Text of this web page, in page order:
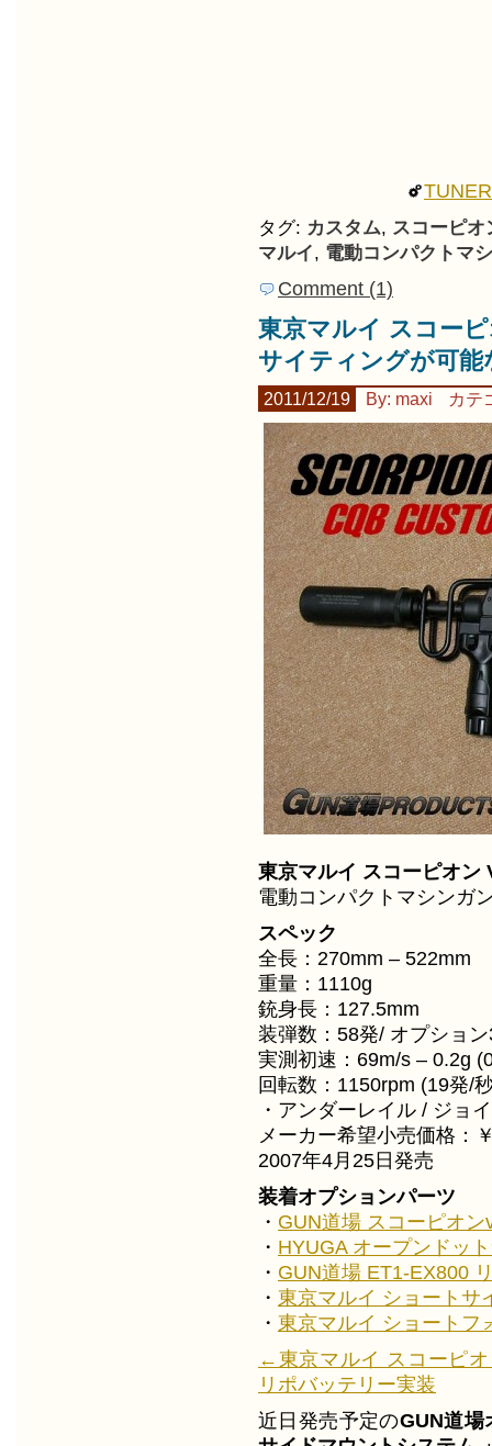
タグ: カスタム, スコーピオ
マルイ, 電動コンパクトマ
Comment (1)
東京マルイ スコー
サイティングが可
2011/12/19 By: maxi カテ
東京マルイ スコーピオン
電動コンパクトマシンガ
スペック
全長：270mm – 522mm
重量：1110g
銃身長：127.5mm
装弾数：58発/ オプショ
実測初速：69m/s – 0.2g
回転数：1150rpm (19発
・アンダーレイル / ジョ
メーカー希望小売価格：
2007年4月25日発売
装着オプションパーツ
・ GUN道場 スコーピオ
・ HYUGA オープンドッ
・ GUN道場 ET1-EX800
・ 東京マルイ ショートサ
・ 東京マルイ ショートフ
←東京マルイ スコーピ
リポバッテリー実装
近日発売予定のGUN道場